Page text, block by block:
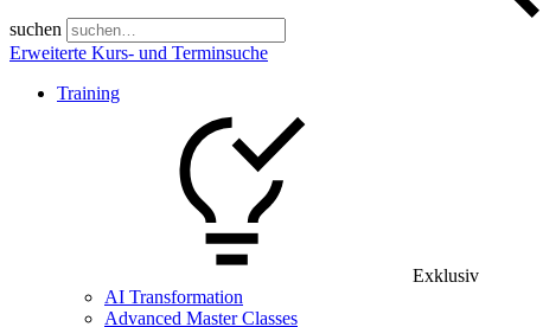
suchen
Erweiterte Kurs- und Terminsuche
Training
Exklusiv
AI Transformation
Advanced Master Classes